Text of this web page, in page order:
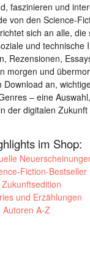
faszinieren und
von den Science-
sich an alle, die
und technische
Rezensionen,
morgen und
an,
– eine
der digitalen
im Shop:
Fiction-Bestseller
Zukunftsedition
und Erzählungen
Autoren A-Z